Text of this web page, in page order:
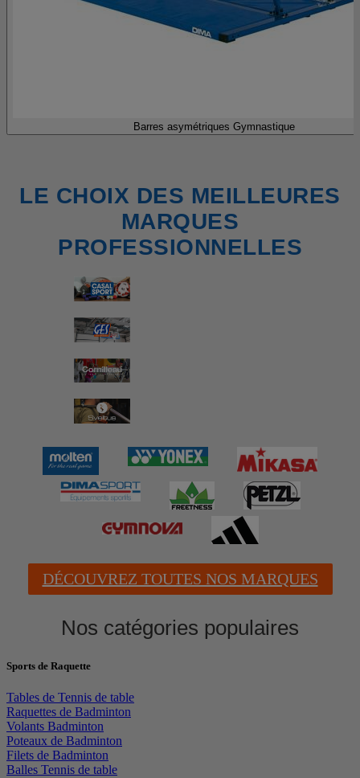
Barres asymétriques Gymnastique
LE CHOIX DES MEILLEURES
MARQUES
PROFESSIONNELLES
DÉCOUVREZ TOUTES NOS MARQUES
Nos catégories populaires
Sports de Raquette
Tables de Tennis de table
Raquettes de Badminton
Volants Badminton
Poteaux de Badminton
Filets de Badminton
Balles Tennis de table